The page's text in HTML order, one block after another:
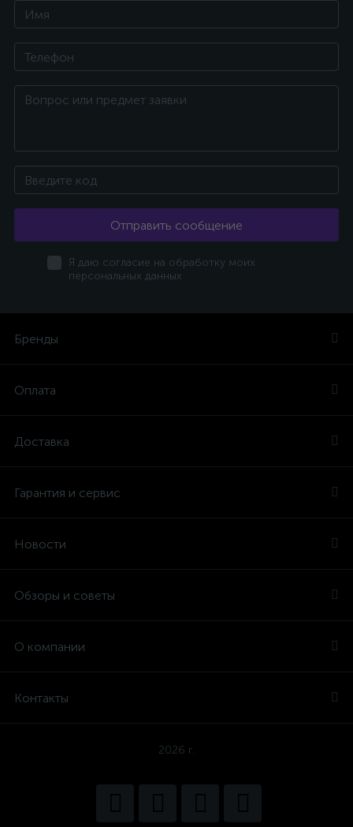
Отправить сообщение
Я даю согласие на обработку моих
персональных данных
Бренды
Оплата
Доставка
Гарантия и сервис
Новости
Обзоры и советы
О компании
Контакты
2026 г.